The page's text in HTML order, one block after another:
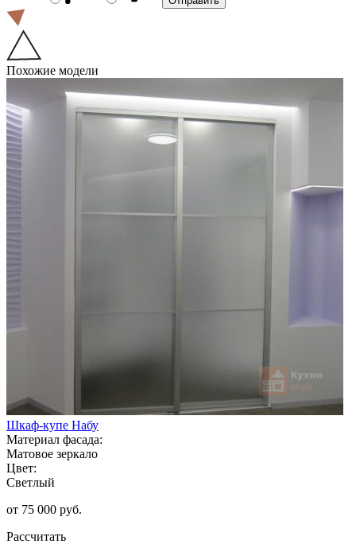
Похожие модели
Шкаф-купе Набу
Материал фасада:
Матовое зеркало
Цвет:
Светлый
от 75 000 руб.
Рассчитать